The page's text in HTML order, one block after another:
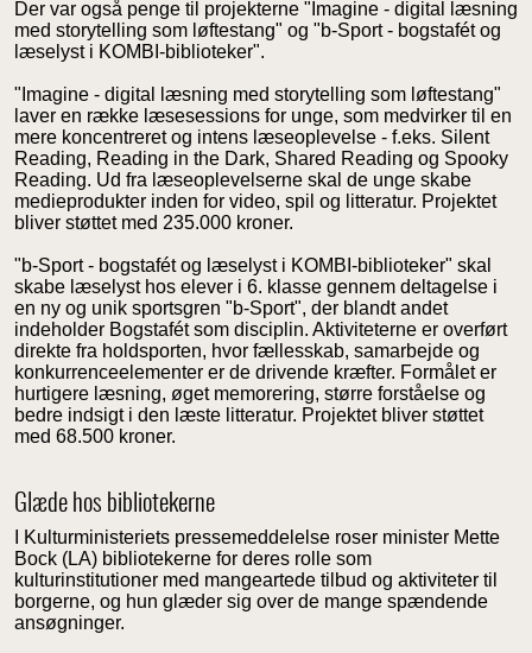
Der var også penge til projekterne "Imagine - digital læsning
med storytelling som løftestang" og "b-Sport - bogstafét og
læselyst i KOMBI-biblioteker".
"Imagine - digital læsning med storytelling som løftestang"
laver en række læsesessions for unge, som medvirker til en
mere koncentreret og intens læseoplevelse - f.eks. Silent
Reading, Reading in the Dark, Shared Reading og Spooky
Reading. Ud fra læseoplevelserne skal de unge skabe
medieprodukter inden for video, spil og litteratur. Projektet
bliver støttet med 235.000 kroner.
"b-Sport - bogstafét og læselyst i KOMBI-biblioteker" skal
skabe læselyst hos elever i 6. klasse gennem deltagelse i
en ny og unik sportsgren "b-Sport", der blandt andet
indeholder Bogstafét som disciplin. Aktiviteterne er overført
direkte fra holdsporten, hvor fællesskab, samarbejde og
konkurrenceelementer er de drivende kræfter. Formålet er
hurtigere læsning, øget memorering, større forståelse og
bedre indsigt i den læste litteratur. Projektet bliver støttet
med 68.500 kroner.
Glæde hos bibliotekerne
I Kulturministeriets pressemeddelelse roser minister Mette
Bock (LA) bibliotekerne for deres rolle som
kulturinstitutioner med mangeartede tilbud og aktiviteter til
borgerne, og hun glæder sig over de mange spændende
ansøgninger.